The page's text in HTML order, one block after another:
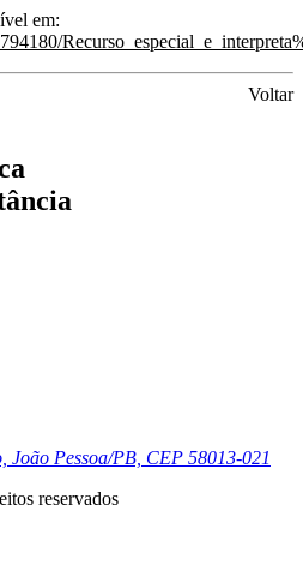
em:
Voltar
João Pessoa/PB, CEP 58013-021
reservados